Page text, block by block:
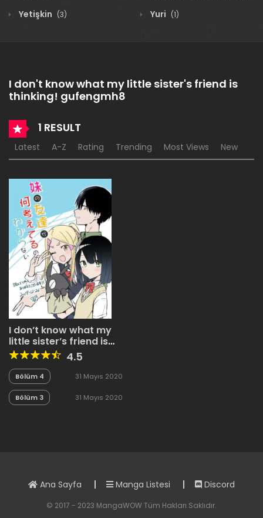
Yetişkin (3) Yuri (1)
I don't know what my little sister's friend is
thinking! gufengmh8
1 RESULT
Latest A-Z Rating Trending Most Views New
I don’t know what my
little sister’s friend is
thinking!
4.5
Bölüm 4 31 Mayıs 2020
Bölüm 3 31 Mayıs 2020
Ana Sayfa Manga Listesi Discord
© 2017 - 2023 MangaWOW Tüm Hakları Saklıdır.